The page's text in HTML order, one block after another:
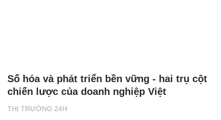
THỊ TRƯỜNG 24H
Số hóa và phát triển bền vững - hai trụ cột
chiến lược của doanh nghiệp Việt